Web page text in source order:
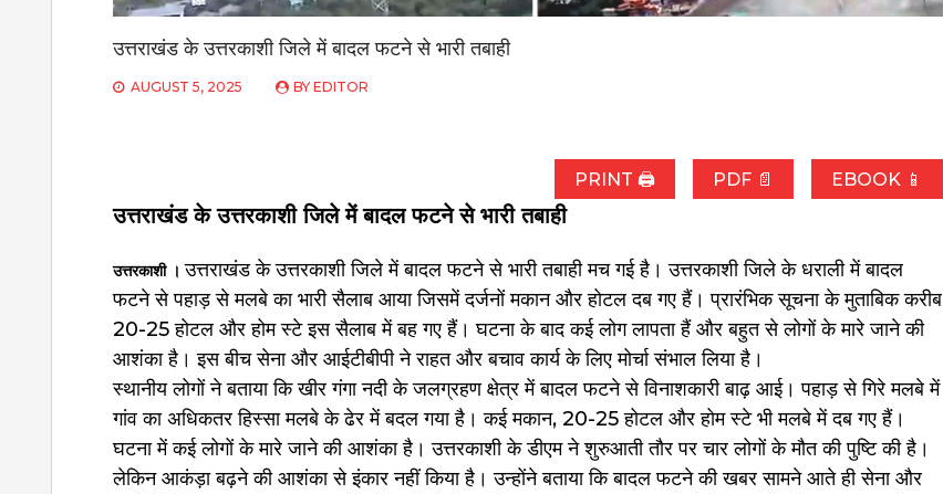
उत्तराखंड के उत्तरकाशी जिले में बादल फटने से भारी तबाही
AUGUST 5, 2025 BY EDITOR
PRINT 🖨 PDF 📄 EBOOK 📱
उत्तराखंड के उत्तरकाशी जिले में बादल फटने से भारी तबाही
उत्तरकाशी । उत्तराखंड के उत्तरकाशी जिले में बादल फटने से भारी तबाही मच गई है। उत्तरकाशी जिले के धराली में बादल
फटने से पहाड़ से मलबे का भारी सैलाब आया जिसमें दर्जनों मकान और होटल दब गए हैं। प्रारंभिक सूचना के मुताबिक करीब
20-25 होटल और होम स्टे इस सैलाब में बह गए हैं। घटना के बाद कई लोग लापता हैं और बहुत से लोगों के मारे जाने की
आशंका है। इस बीच सेना और आईटीबीपी ने राहत और बचाव कार्य के लिए मोर्चा संभाल लिया है।
स्थानीय लोगों ने बताया कि खीर गंगा नदी के जलग्रहण क्षेत्र में बादल फटने से विनाशकारी बाढ़ आई। पहाड़ से गिरे मलबे में
गांव का अधिकतर हिस्सा मलबे के ढेर में बदल गया है। कई मकान, 20-25 होटल और होम स्टे भी मलबे में दब गए हैं।
घटना में कई लोगों के मारे जाने की आशंका है। उत्तरकाशी के डीएम ने शुरुआती तौर पर चार लोगों के मौत की पुष्टि की है।
लेकिन आकंड़ा बढ़ने की आशंका से इंकार नहीं किया है। उन्होंने बताया कि बादल फटने की खबर सामने आते ही सेना और